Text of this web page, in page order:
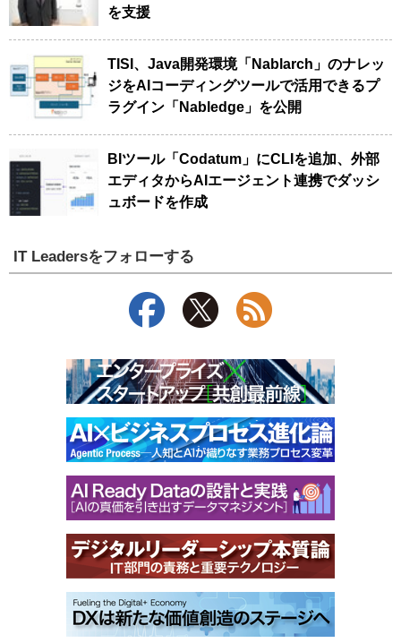
を支援
TISI、Java開発環境「Nablarch」のナレッ
ジをAIコーディングツールで活用できるプ
ラグイン「Nabledge」を公開
BIツール「Codatum」にCLIを追加、外部
エディタからAIエージェント連携でダッシ
ュボードを作成
IT Leadersをフォローする